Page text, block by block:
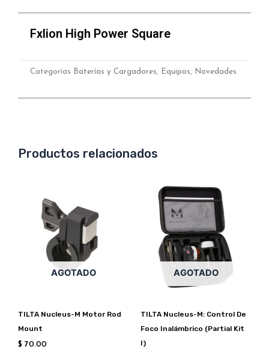
Fxlion High Power Square
Categorías Baterías y Cargadores, Equipos, Novedades
Productos relacionados
AGOTADO
TILTA Nucleus-M Motor Rod
Mount
$ 70.00
AGOTADO
TILTA Nucleus-M: Control De
Foco Inalámbrico (Partial Kit
I)